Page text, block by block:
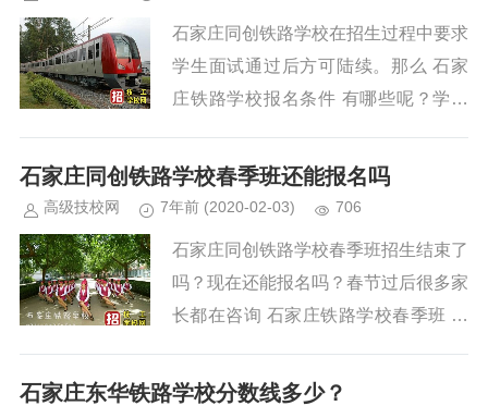
石家庄同创铁路学校在招生过程中要求
学生面试通过后方可陆续。那么 石家
庄铁路学校报名条件 有哪些呢？学生
具备那些条件呢？小编就位大家...
石家庄同创铁路学校春季班还能报名吗
高级技校网 7年前 (2020-02-03) 706
石家庄同创铁路学校春季班招生结束了
吗？现在还能报名吗？春节过后很多家
长都在咨询 石家庄铁路学校春季班 报
家庄同创铁路学校的报名么情...
石家庄东华铁路学校分数线多少？